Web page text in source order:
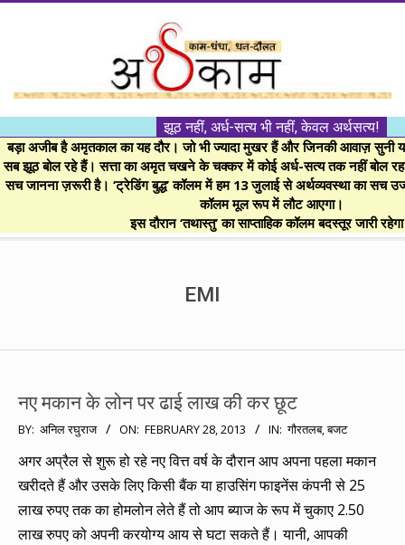
।।
अर्थकाम।।
BE
FINANCIALLY
झूठ नहीं, अर्ध-सत्य भी नहीं, केवल अर्थसत्य!
बड़ा अजीब है अमृतकाल का यह दौर। जो भी ज्यादा मुखर हैं और जिनकी आवाज़ सुनी
सब झूठ बोल रहे हैं। सत्ता का अमृत चखने के चक्कर में कोई अर्ध-सत्य तक नहीं बोल
सच जानना ज़रूरी है। ‘ट्रेडिंग बुद्ध’ कॉलम में हम 13 जुलाई से अर्थव्यवस्था का सच
कॉलम मूल रूप में लौट आएगा।
इस दौरान ‘तथास्तु’ का साप्ताहिक कॉलम बदस्तूर जारी
EMI
नए मकान के लोन पर ढाई लाख की कर छूट
2013-
28
BY: अनिल रघुराज ON: FEBRUARY 28, 2013 IN: गौरतलब,बजट
अगर अप्रैल से शुरू हो रहे नए वित्त वर्ष के दौरान आप अपना पहला मकान
खरीदते हैं और उसके लिए किसी बैंक या हाउसिंग फाइनेंस कंपनी से 25
लाख रुपए तक का होमलोन लेते हैं तो आप ब्याज के रूप में चुकाए 2.50
लाख रुपए को अपनी करयोग्य आय से घटा सकते हैं। यानी, आपकी